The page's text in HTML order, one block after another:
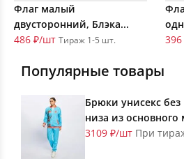
Флаг малый
двусторонний, Блэка...
486 ₽/шт Тираж 1-5 шт.
Популярные товары
Брюки унисекс
низа из основного
3109 ₽/шт При